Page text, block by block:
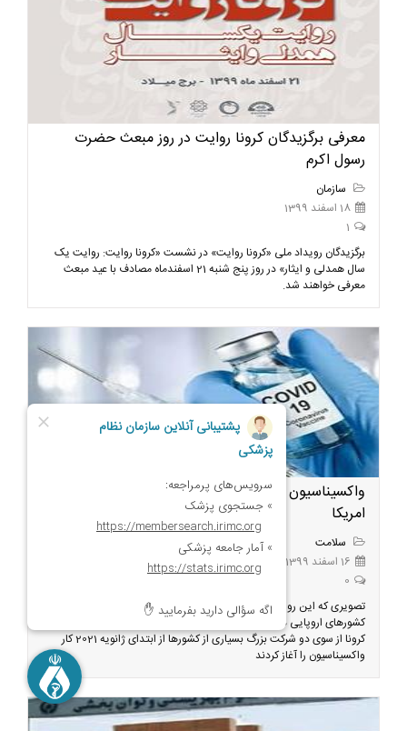
معرفی برگزیدگان کرونا روایت در روز مبعث حضرت
رسول اکرم
سازمان
18 اسفند 1399
1
برگزیدگان رویداد ملی «کرونا روایت» در نشست «کرونا روایت: روایت یک
سال همدلی و ایثار» در روز پنج شنبه 21 اسفندماه مصادف با عید مبعث
معرفی خواهند شد.
واکسیناسیون و قرنطینه از زبان ایرانیان مقیم اروپا و
امریکا
سلامت
16 اسفند 1399
0
تصویری که این روزها خیلی از ما از وضعیت درمانی و واکسیناسیون در
کشورهای اروپایی در ذهن داریم، با واقعیت متفاوت است. با کشف واکسن
کرونا از سوی دو شرکت بزرگ بسیاری از کشورها از ابتدای ژانویه 2021 کار
واکسیناسیون را آغاز کردند